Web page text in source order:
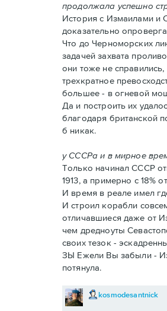
продолжала успешно
История с Измаилами и
доказательно
Что до Черноморских
задачей захвата
они тоже не справились,
трехкратное
большее - в огневой
Да и построить их
благодаря британской
б никак.
у СССРа и в мирное
Только начинал СССР
1913, а примерно с 18%
И время в реале имел
И строил корабли
отличавшиеся даже от
чем дредноуты
своих тезок -
ЗЫ Ежели Вы забыли -
потянула.
kosmodesantnick